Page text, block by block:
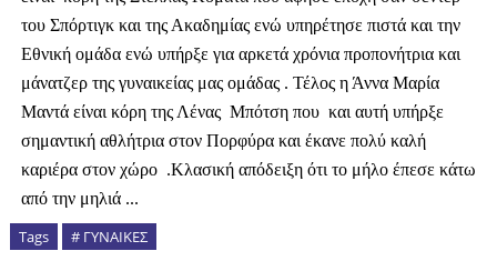
του Σπόρτιγκ και της Ακαδημίας ενώ υπηρέτησε πιστά και την
Εθνική ομάδα ενώ υπήρξε για αρκετά χρόνια προπονήτρια και
μάνατζερ της γυναικείας μας ομάδας . Τέλος η Άννα Μαρία
Μαντά είναι κόρη της Λένας Μπότση που και αυτή υπήρξε
σημαντική αθλήτρια στον Πορφύρα και έκανε πολύ καλή
καριέρα στον χώρο .Κλασική απόδειξη ότι το μήλο έπεσε κάτω
από την μηλιά ...
Tags # ΓΥΝΑΙΚΕΣ